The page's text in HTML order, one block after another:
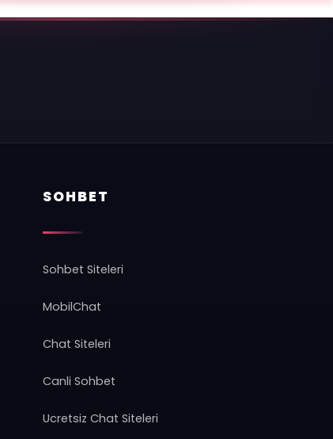
SOHBET
Sohbet Siteleri
MobilChat
Chat Siteleri
Canli Sohbet
Ucretsiz Chat Siteleri